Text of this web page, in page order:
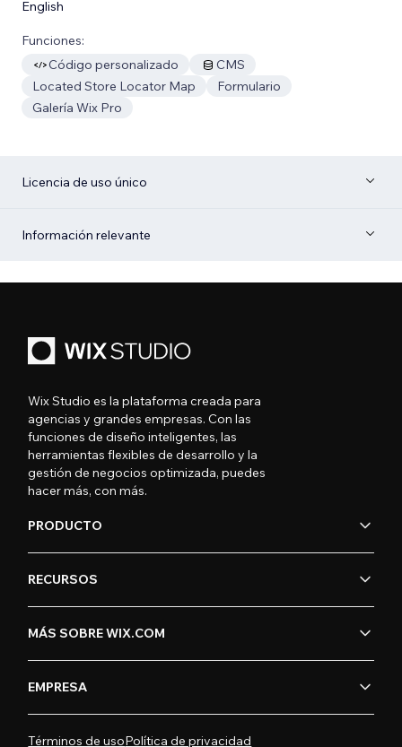
English
Funciones:
Código personalizado
CMS
Located Store Locator Map
Formulario
Galería Wix Pro
Licencia de uso único
Información relevante
Wix Studio es la plataforma creada para
agencias y grandes empresas. Con las
funciones de diseño inteligentes, las
herramientas flexibles de desarrollo y la
gestión de negocios optimizada, puedes
hacer más, con más.
PRODUCTO
RECURSOS
MÁS SOBRE WIX.COM
EMPRESA
Términos de usoPolítica de privacidad